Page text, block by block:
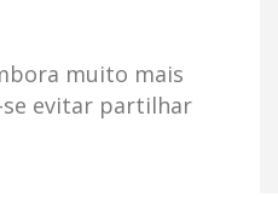
muito mais
se evitar partilhar